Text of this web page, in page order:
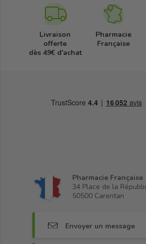
Livraison
offerte
dès 49€ d'achat
Pharmacie
Française
Pharmacie Française
34 Place de la
50500 Carentan
Envoyer un message